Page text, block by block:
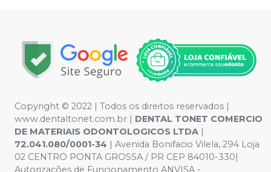
Copyright © 2022 | Todos os direitos reservados |
www.dentaltonet.com.br | DENTAL TONET COMERCIO
DE MATERIAIS ODONTOLOGICOS LTDA |
72.041.080/0001-34 | Avenida Bonifacio Vilela, 294 Loja
02 CENTRO PONTA GROSSA / PR CEP 84010-330|
Autorizações de Funcionamento ANVISA -